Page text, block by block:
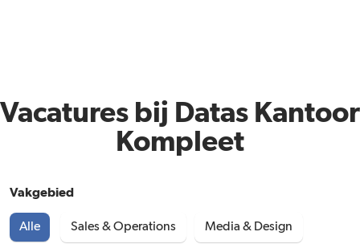
Vacatures bij Datas Kantoor
Kompleet
Vakgebied
Alle Sales & Operations Media & Design